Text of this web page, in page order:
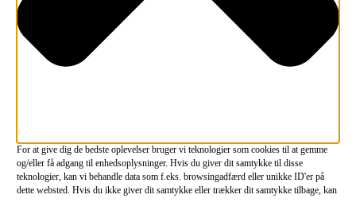
For at give dig de bedste oplevelser bruger vi teknologier som cookies til at gemme
og/eller få adgang til enhedsoplysninger. Hvis du giver dit samtykke til disse
teknologier, kan vi behandle data som f.eks. browsingadfærd eller unikke ID'er på
dette websted. Hvis du ikke giver dit samtykke eller trækker dit samtykke tilbage, kan